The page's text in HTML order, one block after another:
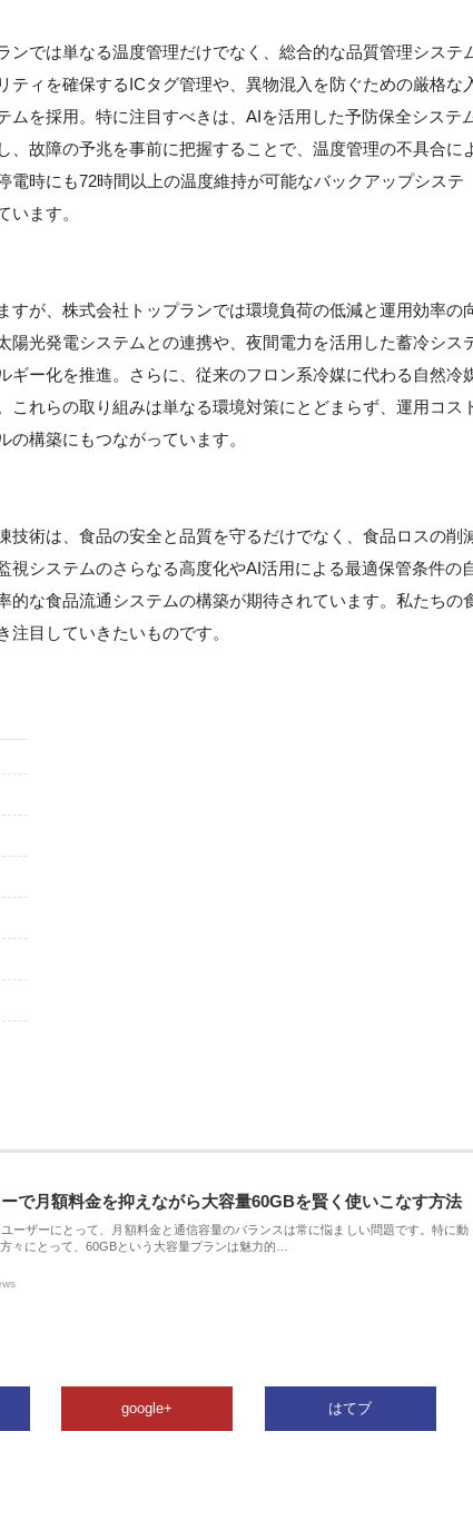
では単なる温度管理だけでなく、総合的な品質管理システ
ィを確保するICタグ管理や、異物混入を防ぐための厳格な
を採用。特に注目すべきは、AIを活用した予防保全システ
故障の予兆を事前に把握することで、温度管理の不具合に
時にも72時間以上の温度維持が可能なバックアップシステ
います。
が、株式会社トップランでは環境負荷の低減と運用効率の
陽光発電システムとの連携や、夜間電力を活用した蓄冷シス
ギー化を推進。さらに、従来のフロン系冷媒に代わる自然冷
れらの取り組みは単なる環境対策にとどまらず、運用コス
構築にもつながっています。
術は、食品の安全と品質を守るだけでなく、食品ロスの削
システムのさらなる高度化やAI活用による最適保管条件の
な食品流通システムの構築が期待されています。私たちの
目していきたいものです。
で月額料金を抑えながら大容量60GBを賢く使いこなす方法
ーザーにとって、月額料金と通信容量のバランスは常に悩ましい問題です。特に動
々にとって、60GBという大容量プランは魅力的…
google+ はてブ